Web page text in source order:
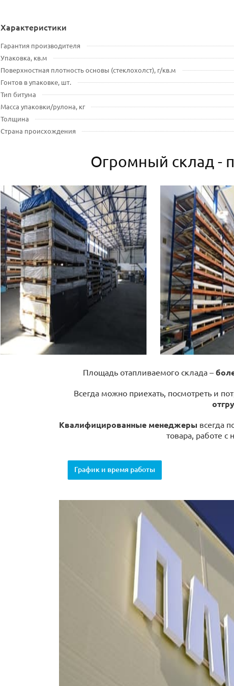
Характеристики
Гарантия производителя
Упаковка, кв.м
Поверхностная плотность основы (стеклохолст), г/кв.м
Гонтов в упаковке, шт.
Тип битума
Масса упаковки/рулона, кг
Толщина
Страна происхождения
Огромный склад -
Площадь отапливаемого склада –
Всегда можно приехать, посмотреть и
Квалифицированные менеджеры всегда
товара, работе
График и время работы